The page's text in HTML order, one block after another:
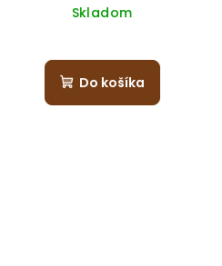
Skladom
Do košíka